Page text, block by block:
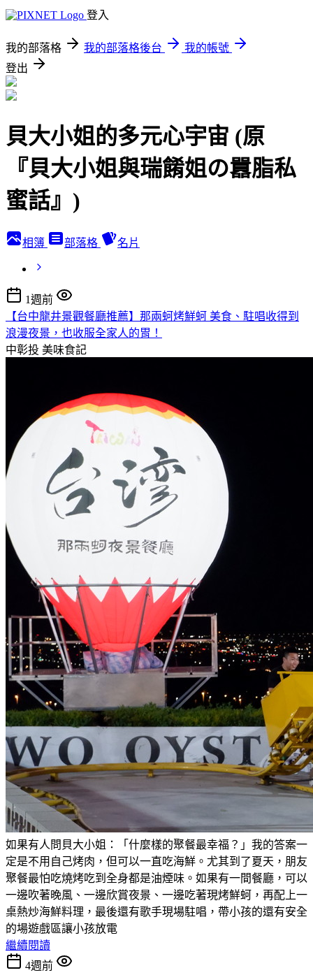
登入
我的部落格 我的部落格後台
我的帳號
登出
貝大小姐的多元心宇宙 (原
『貝大小姐與瑞餚姐の囂脂私
蜜話』)
相簿 部落格 名片
1週前
【台中龍井景觀餐廳推薦】那兩蚵烤鮮蚵 美食、駐唱收得到
浪漫夜景，也收服全家人的胃！
中彰投 美味食記
如果有人問貝大小姐：「什麼樣的聚餐最幸福？」我的答案一
定是不用自己烤肉，但可以一直吃海鮮。尤其到了夏天，朋友
聚餐最怕吃燒烤吃到全身都是油煙味。如果有一間餐廳，可以
一邊吹著晚風、一邊欣賞夜景、一邊吃著現烤鮮蚵，再配上一
桌熱炒海鮮料理，最後還有歌手現場駐唱，帶小孩的還有安全
的場遊戲區讓小孩放電
繼續閱讀
4週前